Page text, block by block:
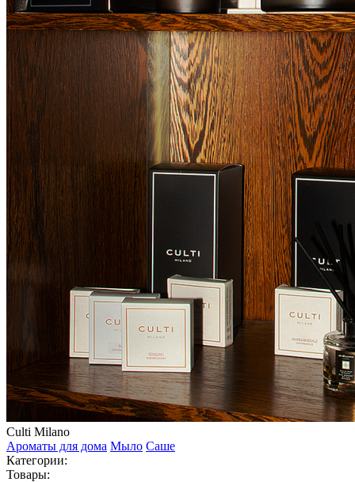
Culti Milano
Ароматы для дома Мыло Саше
Категории:
Товары: